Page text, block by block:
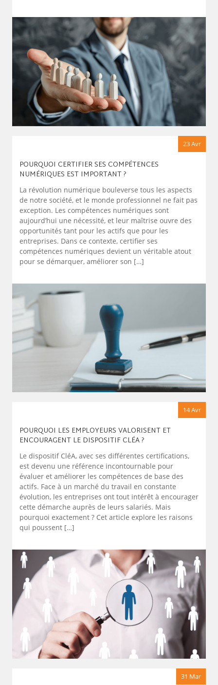
23 Avr
POURQUOI CERTIFIER SES COMPÉTENCES
NUMÉRIQUES EST IMPORTANT ?
La révolution numérique bouleverse tous les aspects
de notre société, et le monde professionnel ne fait pas
exception. Les compétences numériques sont
aujourd’hui une nécessité, et leur maîtrise ouvre des
opportunités tant pour les actifs que pour les
entreprises. Dans ce contexte, certifier ses
compétences numériques devient un véritable atout
pour se démarquer, améliorer son […]
14 Avr
POURQUOI LES EMPLOYEURS VALORISENT ET
ENCOURAGENT LE DISPOSITIF CLÉA ?
Le dispositif CléA, avec ses différentes certifications,
est devenu une référence incontournable pour
évaluer et améliorer les compétences de base des
actifs. Face à un marché du travail en constante
évolution, les entreprises ont tout intérêt à encourager
cette démarche auprès de leurs salariés. Mais
pourquoi exactement ? Cet article explore les raisons
qui poussent […]
31 Mar